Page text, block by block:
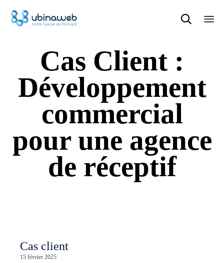

Cas Client :
Développement
commercial
pour une agence
de réceptif
Cas client
15 février 2025